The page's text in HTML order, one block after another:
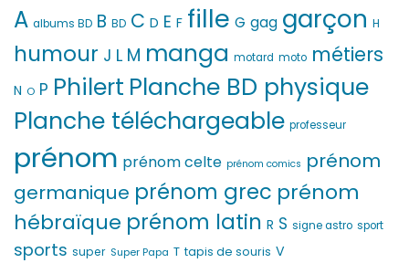
A albums BD B BD C D E F fille G gag garçon H
humour J L M manga motard moto métiers
N O P Philert Planche BD physique
Planche téléchargeable professeur
prénom prénom celte prénom comics prénom
germanique prénom grec prénom
hébraïque prénom latin R S signe astro sport
sports super Super Papa T tapis de souris V